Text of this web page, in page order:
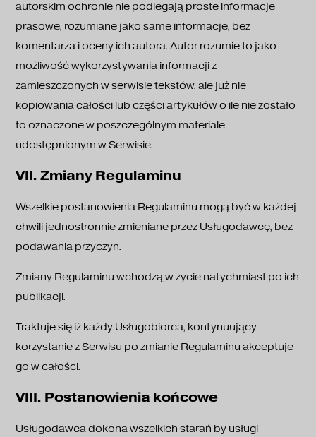
autorskim ochronie nie podlegają proste informacje
prasowe, rozumiane jako same informacje, bez
komentarza i oceny ich autora. Autor rozumie to jako
możliwość wykorzystywania informacji z
zamieszczonych w serwisie tekstów, ale już nie
kopiowania całości lub części artykułów o ile nie zostało
to oznaczone w poszczególnym materiale
udostępnionym w Serwisie.
VII. Zmiany Regulaminu
Wszelkie postanowienia Regulaminu mogą być w każdej
chwili jednostronnie zmieniane przez Usługodawcę, bez
podawania przyczyn.
Zmiany Regulaminu wchodzą w życie natychmiast po ich
publikacji.
Traktuje się iż każdy Usługobiorca, kontynuujący
korzystanie z Serwisu po zmianie Regulaminu akceptuje
go w całości.
VIII. Postanowienia końcowe
Usługodawca dokona wszelkich starań by usługi